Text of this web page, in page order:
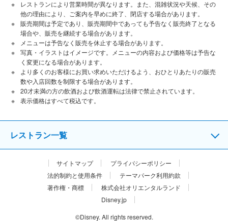
レストランにより営業時間が異なります。また、混雑状況や天候、その
他の理由により、ご案内を早めに終了、閉店する場合があります。
販売期間は予定であり、販売期間中であっても予告なく販売終了となる
場合や、販売を継続する場合があります。
メニューは予告なく販売を休止する場合があります。
写真・イラストはイメージです。メニューの内容および価格等は予告な
く変更になる場合があります。
より多くのお客様にお買い求めいただけるよう、おひとりあたりの販売
数や入店回数を制限する場合があります。
20才未満の方の飲酒および飲酒運転は法律で禁止されています。
表⽰価格はすべて税込です。
レストラン一覧
サイトマップ
プライバシーポリシー
法的制約と使用条件
テーマパーク利用約款
著作権・商標
株式会社オリエンタルランド
Disney.jp
©Disney. All rights reserved.